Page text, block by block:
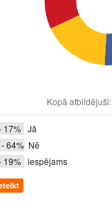
Kopā atbildējuši:
17% Jā
64% Nē
19% iespējams